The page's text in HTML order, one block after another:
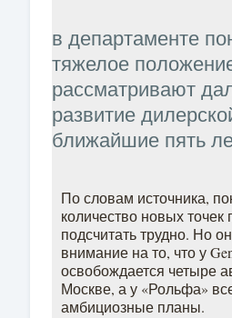
в департаменте
тяжелое
рассматривают
развитие
ближайшие пять
По словам источника,
количество новых точек
подсчитать трудно. Но
внимание на то, что у
освобождается четыре
Москве, а у «Рольфа»
амбициозные планы.